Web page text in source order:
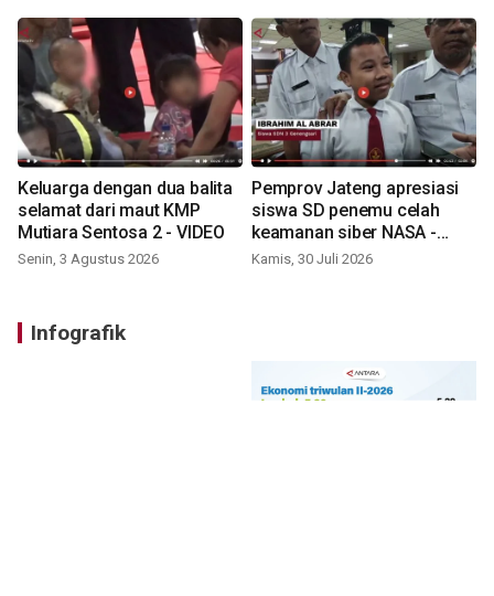
Keluarga dengan dua balita
selamat dari maut KMP
Mutiara Sentosa 2 - VIDEO
Senin, 3 Agustus 2026
Pemprov Jateng apresiasi
siswa SD penemu celah
keamanan siber NASA -
VIDEO
Kamis, 30 Juli 2026
Infografik